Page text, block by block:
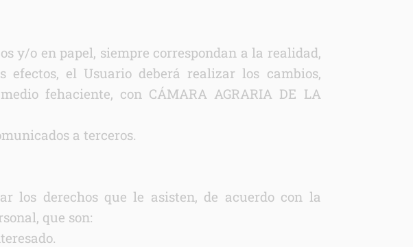
y/o en papel, siempre correspondan a la realidad,
efectos, el Usuario deberá realizar los cambios,
fehaciente, con CÁMARA AGRARIA DE LA
a terceros.
los derechos que le asisten, de acuerdo con la
que son: